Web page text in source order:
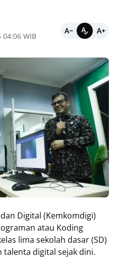
WIB
Digital (Kemkomdigi)
atau Koding
lima sekolah dasar (SD)
talenta digital sejak dini.